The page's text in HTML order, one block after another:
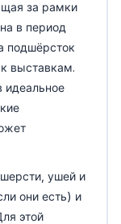
за рамки
в период
подшёрсток
выставкам.
идеальное
ушей и
они есть) и
этой